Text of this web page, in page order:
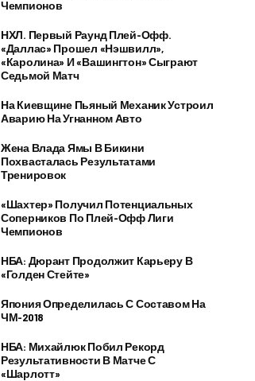
Чемпионов
НХЛ. Первый Раунд Плей-Офф.
«Даллас» Прошел «Нэшвилл»,
«Каролина» И «Вашингтон» Сыграют
Седьмой Матч
На Киевщине Пьяный Механик Устроил
Аварию На Угнанном Авто
Жена Влада Ямы В Бикини
Похвасталась Результатами
Тренировок
«Шахтер» Получил Потенциальных
Соперников По Плей-Офф Лиги
Чемпионов
НБА: Дюрант Продолжит Карьеру В
«Голден Стейте»
Япония Определилась С Составом На
ЧМ-2018
НБА: Михайлюк Побил Рекорд
Результативности В Матче С
«Шарлотт»